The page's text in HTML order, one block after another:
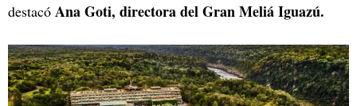
destacó Ana Goti, directora del Gran Meliá Iguazú.